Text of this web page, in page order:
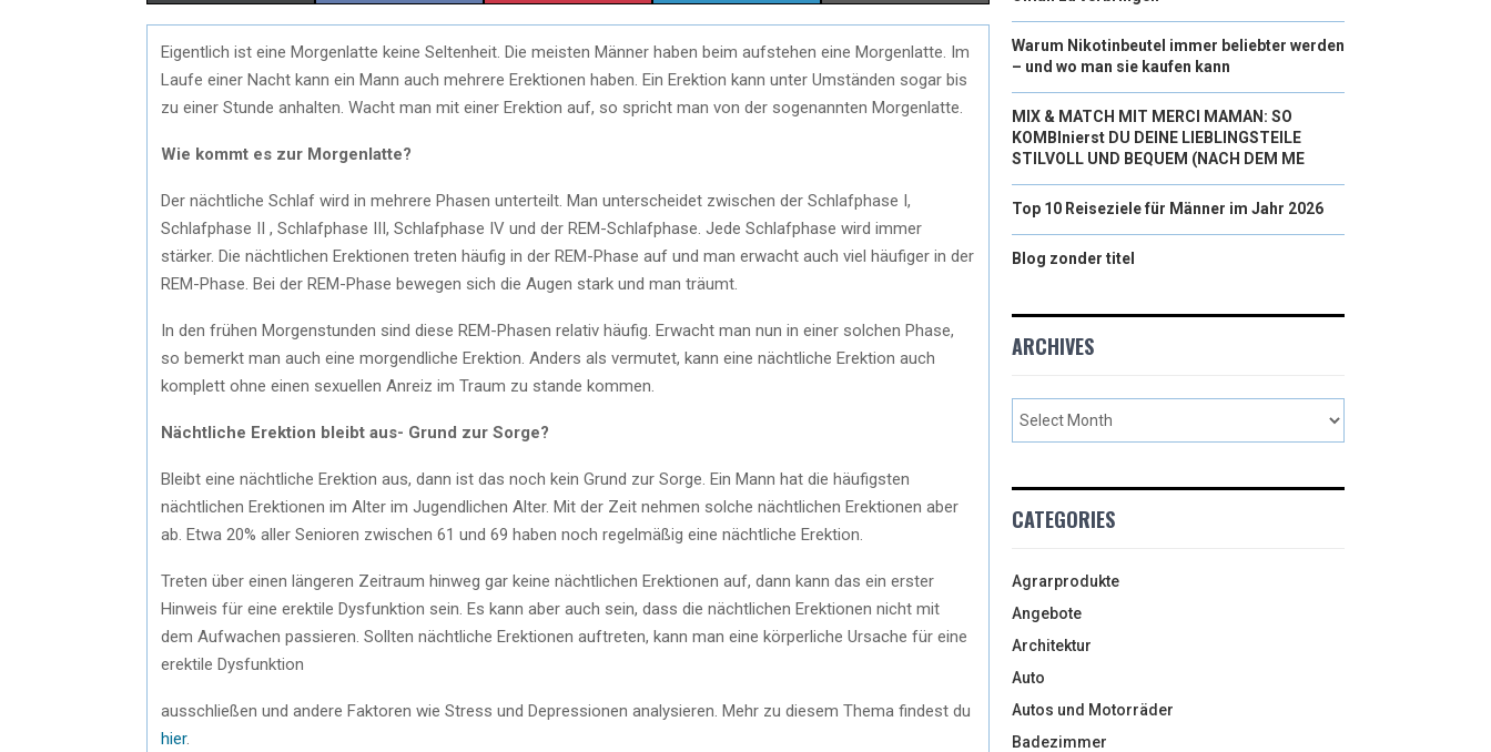
H
A
R
N
H
A
R
N
H
A
R
N
H
A
R
N
H
A
R
N
Eigentlich ist eine Morgenlatte keine Seltenheit. Die meisten Männer haben beim aufstehen eine Morgenlatte. Im
Laufe einer Nacht kann ein Mann auch mehrere Erektionen haben. Ein Erektion kann unter Umständen sogar bis
zu einer Stunde anhalten. Wacht man mit einer Erektion auf, so spricht man von der sogenannten Morgenlatte.
Wie kommt es zur Morgenlatte?
Der nächtliche Schlaf wird in mehrere Phasen unterteilt. Man unterscheidet zwischen der Schlafphase I,
Schlafphase II , Schlafphase III, Schlafphase IV und der REM-Schlafphase. Jede Schlafphase wird immer
stärker. Die nächtlichen Erektionen treten häufig in der REM-Phase auf und man erwacht auch viel häufiger in der
REM-Phase. Bei der REM-Phase bewegen sich die Augen stark und man träumt.
In den frühen Morgenstunden sind diese REM-Phasen relativ häufig. Erwacht man nun in einer solchen Phase,
so bemerkt man auch eine morgendliche Erektion. Anders als vermutet, kann eine nächtliche Erektion auch
komplett ohne einen sexuellen Anreiz im Traum zu stande kommen.
Nächtliche Erektion bleibt aus- Grund zur Sorge?
Bleibt eine nächtliche Erektion aus, dann ist das noch kein Grund zur Sorge. Ein Mann hat die häufigsten
nächtlichen Erektionen im Alter im Jugendlichen Alter. Mit der Zeit nehmen solche nächtlichen Erektionen aber
ab. Etwa 20% aller Senioren zwischen 61 und 69 haben noch regelmäßig eine nächtliche Erektion.
Treten über einen längeren Zeitraum hinweg gar keine nächtlichen Erektionen auf, dann kann das ein erster
Hinweis für eine erektile Dysfunktion sein. Es kann aber auch sein, dass die nächtlichen Erektionen nicht mit
dem Aufwachen passieren. Sollten nächtliche Erektionen auftreten, kann man eine körperliche Ursache für eine
erektile Dysfunktion
ausschließen und andere Faktoren wie Stress und Depressionen analysieren. Mehr zu diesem Thema findest du
hier.
Warum Nikotinbeutel immer beliebter werden
– und wo man sie kaufen kann
MIX & MATCH MIT MERCI MAMAN: SO
KOMBInierst DU DEINE LIEBLINGSTEILE
STILVOLL UND BEQUEM (NACH DEM ME
Top 10 Reiseziele für Männer im Jahr 2026
Blog zonder titel
ARCHIVES
CATEGORIES
Agrarprodukte
Angebote
Architektur
Auto
Autos und Motorräder
Badezimmer